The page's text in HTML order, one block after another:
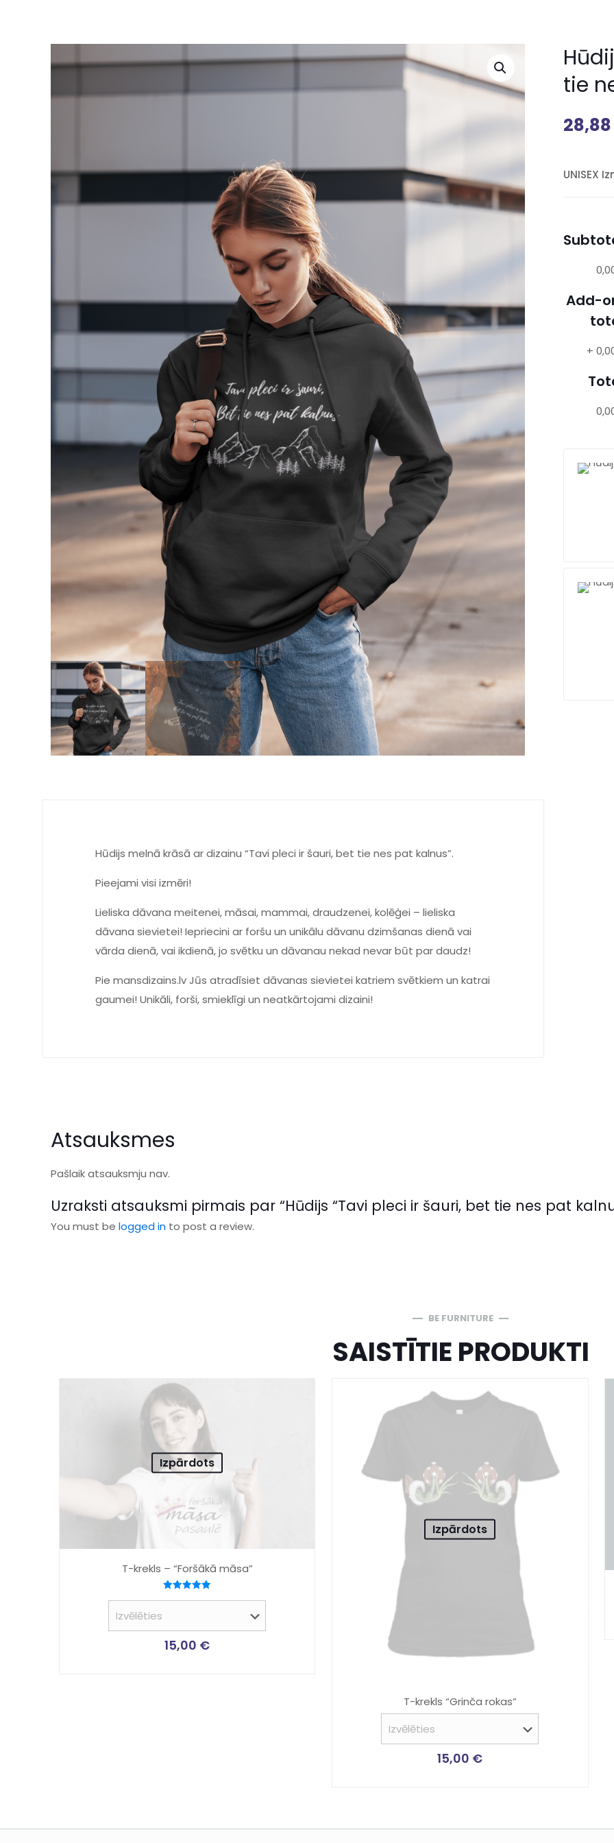
tie
28,88
UNISEX
Add-
+
Hūdijs melnā krāsā ar dizainu “Tavi pleci ir šauri, bet tie nes pat kalnus”.
Pieejami visi izmēri!
Lieliska dāvana meitenei, māsai, mammai, draudzenei, kolēģei – lieliska
dāvana sievietei! Iepriecini ar foršu un unikālu dāvanu dzimšanas dienā vai
vārda dienā, vai ikdienā, jo svētku un dāvanau nekad nevar būt par daudz!
Pie mansdizains.lv Jūs atradīsiet dāvanas sievietei katriem svētkiem un katrai
gaumei! Unikāli, forši, smieklīgi un neatkārtojami dizaini!
Atsauksmes
Pašlaik atsauksmju nav.
Uzraksti atsauksmi pirmais par “Hūdijs “Tavi pleci ir šauri, bet tie nes pat
You must be logged in to post a review.
BE FURNITURE
SAISTĪTIE PRODUKTI
Izpārdots
T-krekls – “Foršākā māsa”
15,00 €
Izpārdots
T-krekls “Grinča rokas”
15,00 €